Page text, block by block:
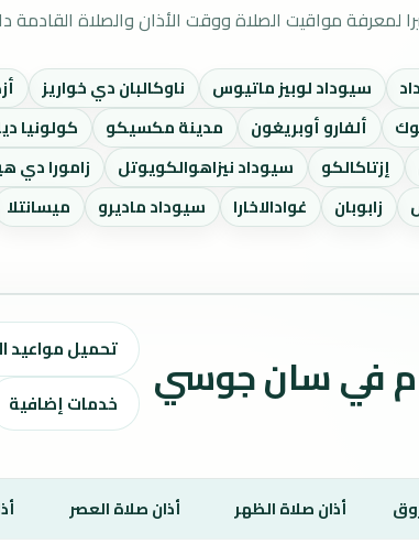
مواقيت الصلاة ووقت الأذان والصلاة القادمة
سيوداد لوبيز ماتيوس ناوكالبان دي خواريز
ألفارو أوبريغون مدينة مكسيكو كولونيا
إزتاكالكو سيوداد نيزاهوالكويوتل زامورا دي
زابوبان غوادالاخارا سيوداد ماديرو ميسانتلا
الصلاة لمدة 7 أيام في سان جوسي
تحميل مواعيد
خدمات إضافية
أذان صلاة الظهر أذان صلاة العصر